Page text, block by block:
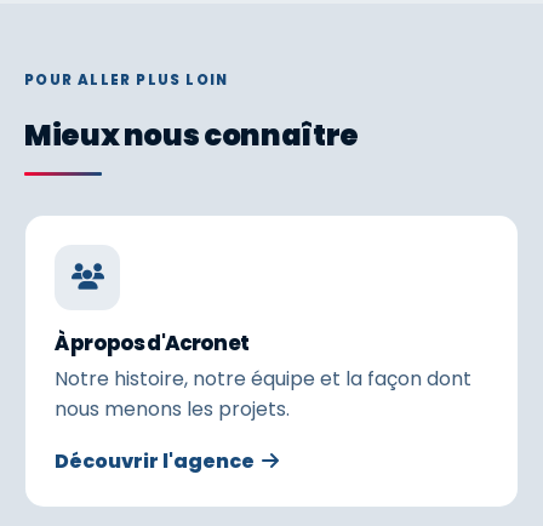
POUR ALLER PLUS LOIN
Mieux nous connaître
À propos d'Acronet
Notre histoire, notre équipe et la façon dont
nous menons les projets.
Découvrir l'agence